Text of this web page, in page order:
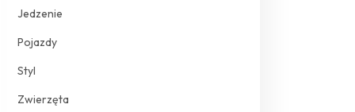
Jedzenie
Pojazdy
Styl
Zwierzęta